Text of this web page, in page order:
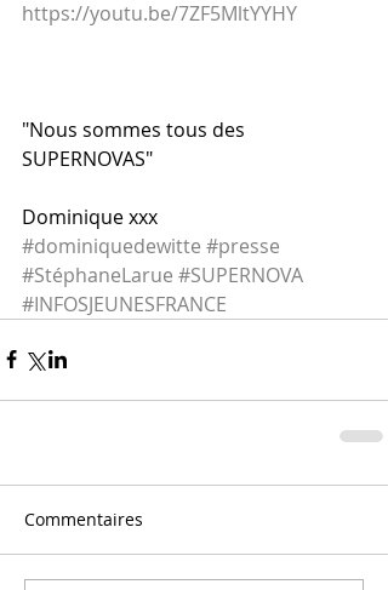
https://youtu.be/7ZF5MltYYHY
"Nous sommes tous des
SUPERNOVAS"
Dominique xxx
#dominiquedewitte #presse
#StéphaneLarue #SUPERNOVA
#INFOSJEUNESFRANCE
Commentaires